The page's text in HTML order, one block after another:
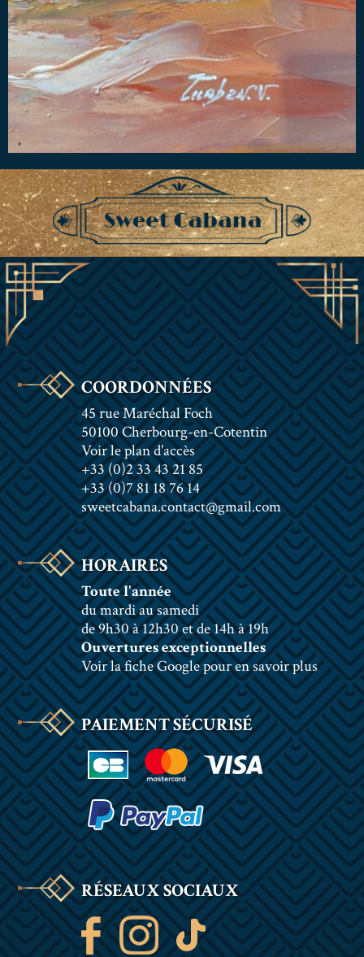
COORDONNÉES
45 rue Maréchal Foch
50100 Cherbourg-en-Cotentin
Voir le plan d'accès
+33 (0)2 33 43 21 85
+33 (0)7 81 18 76 14
sweetcabana.contact@gmail.com
HORAIRES
Toute l'année
du mardi au samedi
de 9h30 à 12h30 et de 14h à 19h
Ouvertures exceptionnelles
Voir la fiche Google pour en savoir plus
PAIEMENT SÉCURISÉ
RÉSEAUX SOCIAUX